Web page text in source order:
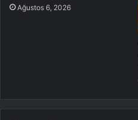
Ağustos 6, 2026